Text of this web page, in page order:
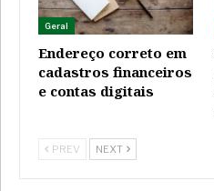
Geral
Endereço correto em
cadastros financeiros
e contas digitais
PREV NEXT